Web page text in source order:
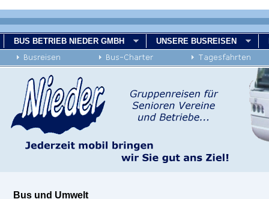
BUS BETRIEB NIEDER GMBH UNSERE BUSREISEN
Bus und Umwelt